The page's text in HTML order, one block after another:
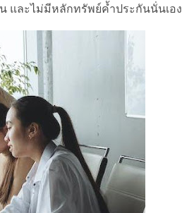
และไม่มีหลักทรัพย์ค้ำประกันนั่นเอง